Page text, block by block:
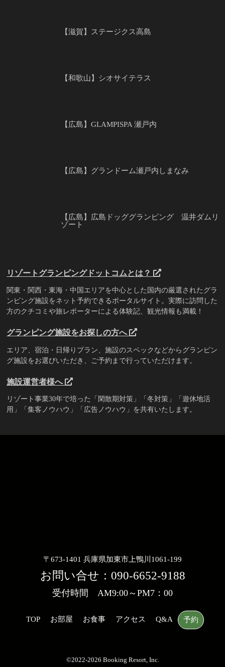
【滋賀】ステージクス高島
【和歌山】シオサイテラス
【広島】GLAMPISPA 瀬戸内
【広島】グランドーム瀬戸内しまなみ
【広島】広島ドッググランピング 温井ダムリ
ゾート
リゾートグランピングドットコムとは？
関東・関西・東海・中国エリアを中心とした国内の厳選されたグラ
ンピング施設をネット予約できるポータルサイト。実際に訪問した
方のクチコミや旅レポーターによる体験記、観光情報も満載！
グランピング施設をお探しの方へ
エリア、宿泊・日帰りプラン、施設のスペックなどからグランピン
グ施設をお選びいただき、ご予約まで行っていただけます。
施設運営者様へ
リゾート事業30年で培った「閑散期対策」「冬対策」「遊休地活
用」「集客ノウハウ」「広告ノウハウ」を共有いたします。
〒673-1401 兵庫県加東市上鴨川1061-199
お問い合せ： 090-6652-9188
受付時間 AM9:00～PM7：00
TOP お部屋 お食事 アクセス Q&A 予約
©2022-2026 Booking Resort, Inc.